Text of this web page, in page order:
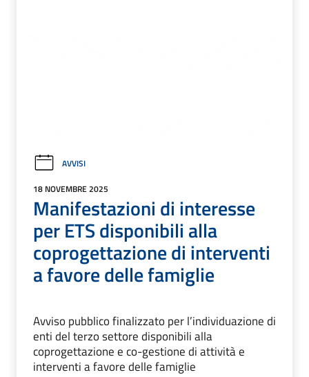
AVVISI
18 NOVEMBRE 2025
Manifestazioni di interesse
per ETS disponibili alla
coprogettazione di interventi
a favore delle famiglie
Avviso pubblico finalizzato per l’individuazione di
enti del terzo settore disponibili alla
coprogettazione e co-gestione di attività e
interventi a favore delle famiglie